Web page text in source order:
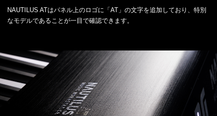
NAUTILUS ATはパネル上のロゴに「AT」の文字を追加しており、特別
なモデルであることが一目で確認できます。